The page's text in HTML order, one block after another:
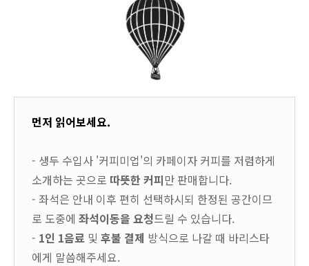
먼저 읽어보세요.
- 생두 수입사 '커피미업'의 카페이자 커피를 저렴하게
소개하는 곳으로 따뜻한 커피만 판매합니다.
- 좌석은 안내 이후 편히 선택하시되 한정된 공간이므
로 도중에 좌석이동을 요청드릴 수 있습니다.
- 1인 1음료 및 후불 결제 방식으로 나갈 때 바리스타
에게 말씀해주세요.